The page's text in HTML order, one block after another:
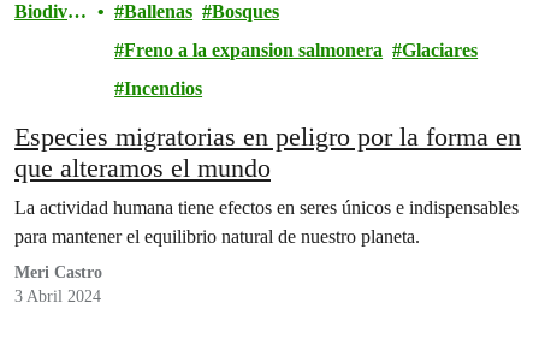
Biodiver
Ballenas
Bosques
Freno a la expansion salmonera
Glaciares
Incendios
Especies migratorias en peligro por la forma en
que alteramos el mundo
La actividad humana tiene efectos en seres únicos e indispensables
para mantener el equilibrio natural de nuestro planeta.
Meri Castro
3 Abril 2024